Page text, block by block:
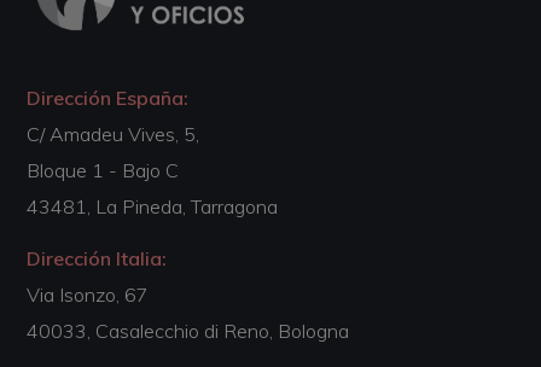
Dirección España:
C/ Amadeu Vives, 5,
Bloque 1 - Bajo C
43481, La Pineda, Tarragona
Dirección Italia:
Via Isonzo, 67
40033, Casalecchio di Reno, Bologna